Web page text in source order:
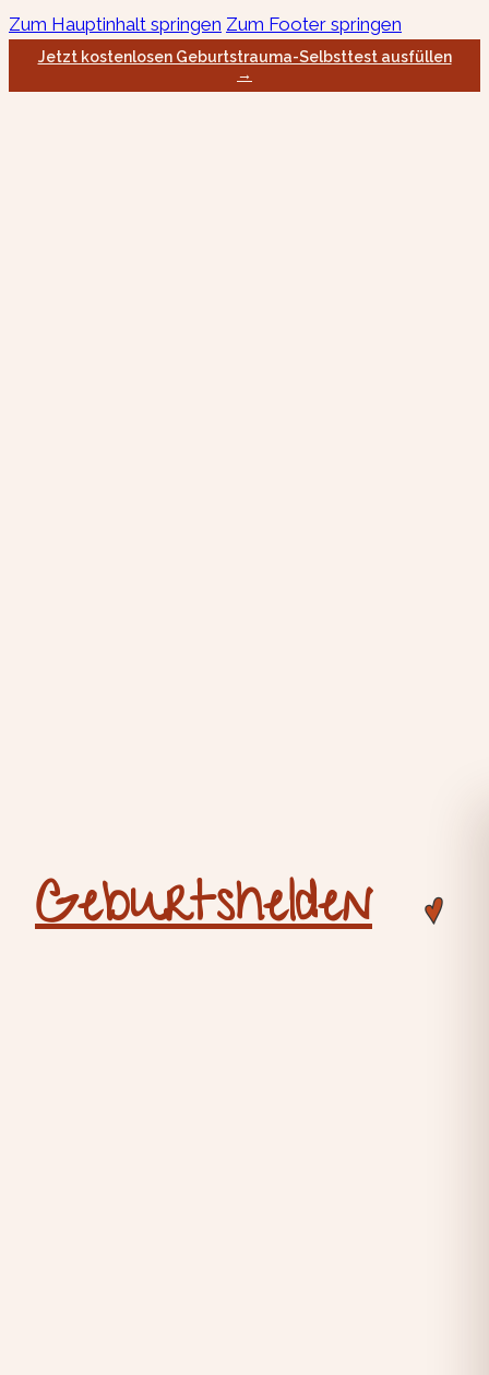
Zum Hauptinhalt springen Zum Footer springen
Jetzt kostenlosen Geburtstrauma-Selbsttest ausfüllen
→
Geburtshelden